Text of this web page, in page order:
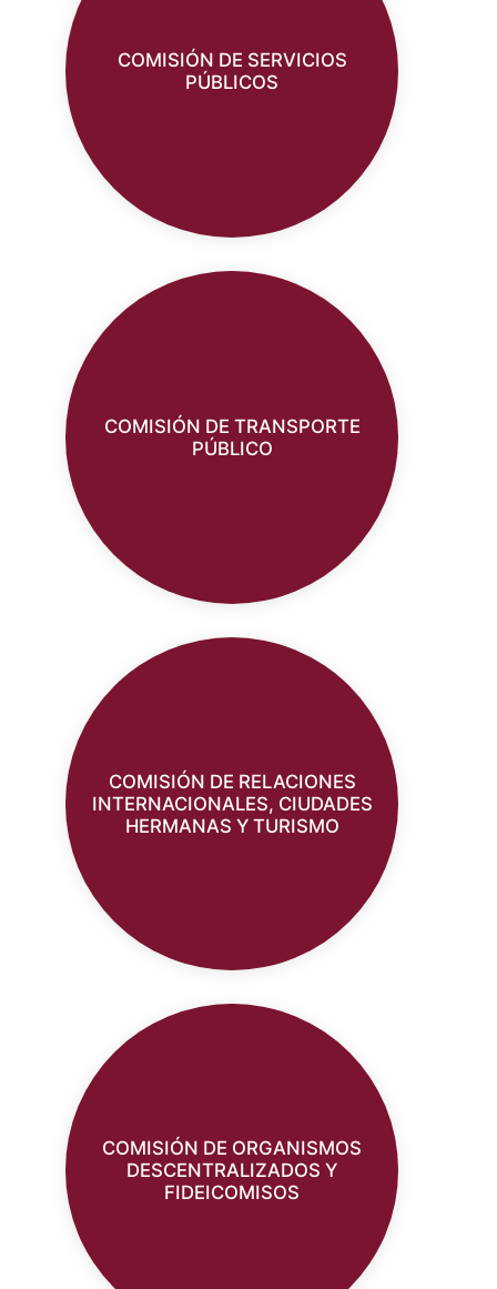
COMISIÓN DE SERVICIOS
PÚBLICOS
COMISIÓN DE TRANSPORTE
PÚBLICO
COMISIÓN DE RELACIONES
INTERNACIONALES, CIUDADES
HERMANAS Y TURISMO
COMISIÓN DE ORGANISMOS
DESCENTRALIZADOS Y
FIDEICOMISOS